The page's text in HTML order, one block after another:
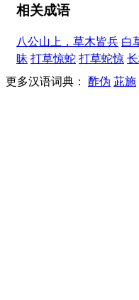
相关成语
八公山上，草木皆兵 白
昧 打草惊蛇 打草蛇惊
更多汉语词典： 酢伪 茈施